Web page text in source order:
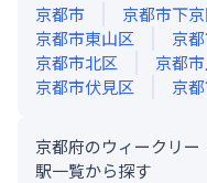
京都市
京都市下
京都市東山区
京
京都市北区
京都
京都市伏見区
京
京都府のウィークリー
駅一覧から探す